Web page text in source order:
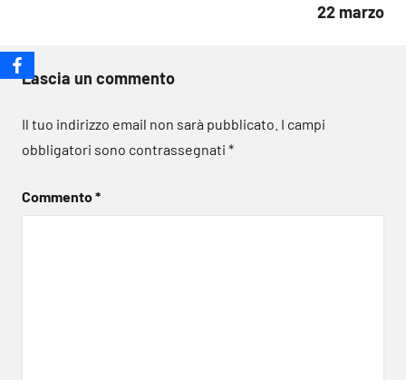
22 marzo
Lascia un commento
Il tuo indirizzo email non sarà pubblicato. I campi
obbligatori sono contrassegnati *
Commento*